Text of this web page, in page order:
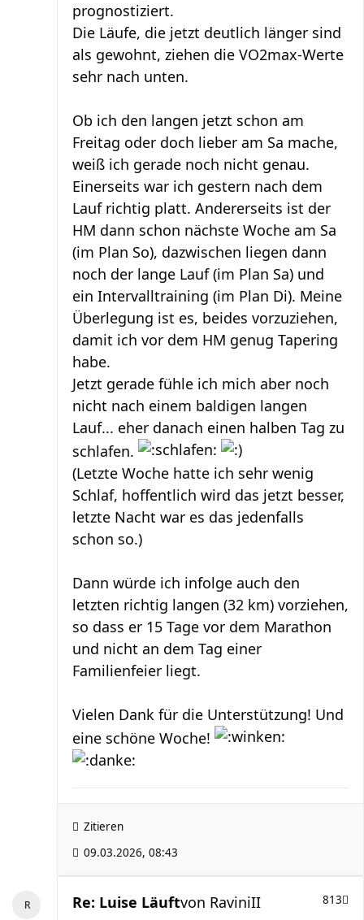
prognostiziert.
Die Läufe, die jetzt deutlich länger sind
als gewohnt, ziehen die VO2max-Werte
sehr nach unten.
Ob ich den langen jetzt schon am
Freitag oder doch lieber am Sa mache,
weiß ich gerade noch nicht genau.
Einerseits war ich gestern nach dem
Lauf richtig platt. Andererseits ist der
HM dann schon nächste Woche am Sa
(im Plan So), dazwischen liegen dann
noch der lange Lauf (im Plan Sa) und
ein Intervalltraining (im Plan Di). Meine
Überlegung ist es, beides vorzuziehen,
damit ich vor dem HM genug Tapering
habe.
Jetzt gerade fühle ich mich aber noch
nicht nach einem baldigen langen
Lauf... eher danach einen halben Tag zu
schlafen.
(Letzte Woche hatte ich sehr wenig
Schlaf, hoffentlich wird das jetzt besser,
letzte Nacht war es das jedenfalls
schon so.)
Dann würde ich infolge auch den
letzten richtig langen (32 km) vorziehen,
so dass er 15 Tage vor dem Marathon
und nicht an dem Tag einer
Familienfeier liegt.
Vielen Dank für die Unterstützung! Und
eine schöne Woche!
Zitieren
09.03.2026, 08:43
Re: Luise Läuft 813
von RaviniII